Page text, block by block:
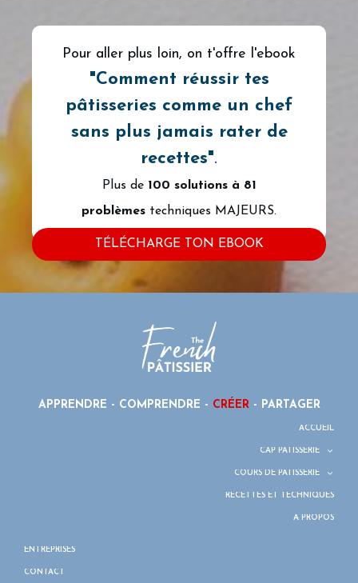
Pour aller plus loin, on t'offre l'ebook
"Comment réussir tes
pâtisseries comme un chef
sans plus jamais rater de
recettes".
Plus de 100 solutions à 81
problèmes techniques MAJEURS.
TÉLÉCHARGE TON EBOOK
APPRENDRE - COMPRENDRE - CRÉER- PARTAGER
ACCUEIL
CAP PÂTISSERIE
COURS DE PÂTISSERIE
RECETTES ET TECHNIQUES
À PROPOS
ENTREPRISES
CONTACT